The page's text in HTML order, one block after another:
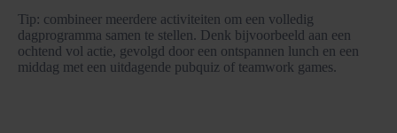
Tip: combineer meerdere activiteiten om een volledig
dagprogramma samen te stellen. Denk bijvoorbeeld aan een
ochtend vol actie, gevolgd door een ontspannen lunch en een
middag met een uitdagende pubquiz of teamwork games.